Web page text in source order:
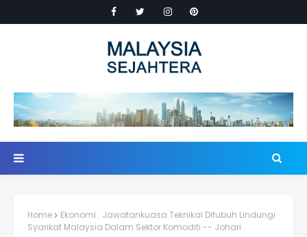
Home
Ekonomi : Jawatankuasa Teknikal Ditubuh Lindungi
Syarikat Malaysia Dalam Sektor Komoditi -- Johari